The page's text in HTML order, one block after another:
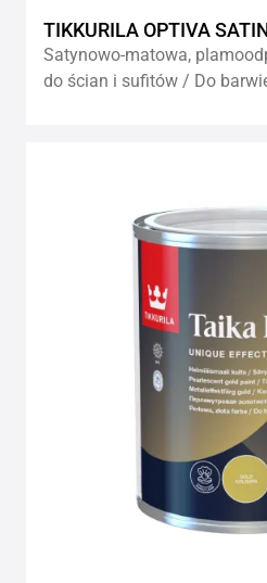
TIKKURILA OPTIVA
Satynowo-matowa,
do ścian i sufitów / Do